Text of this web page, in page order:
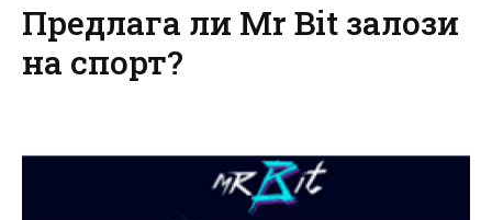
Предлага ли Mr Bit залози
на спорт?